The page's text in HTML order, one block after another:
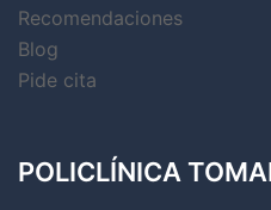
Recomendaciones
Blog
Pide cita
POLICLÍNICA